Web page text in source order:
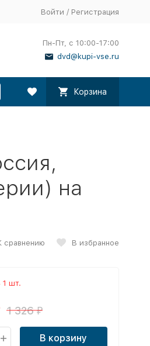
Войти / Регистрация
Пн-Пт, с 10:00-17:00
dvd@kupi-vse.ru
Корзина
на
сравнению В избранное
1 шт.
1 326₽
В корзину